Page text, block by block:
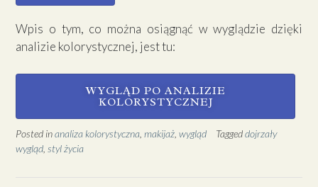
Wpis o tym, co można osiągnąć w wyglądzie dzięki
analizie kolorystycznej, jest tu:
WYGLĄD PO ANALIZIE
KOLORYSTYCZNEJ
Posted inanaliza kolorystyczna makijaż wygląd Taggeddojrzały
wygląd styl życia